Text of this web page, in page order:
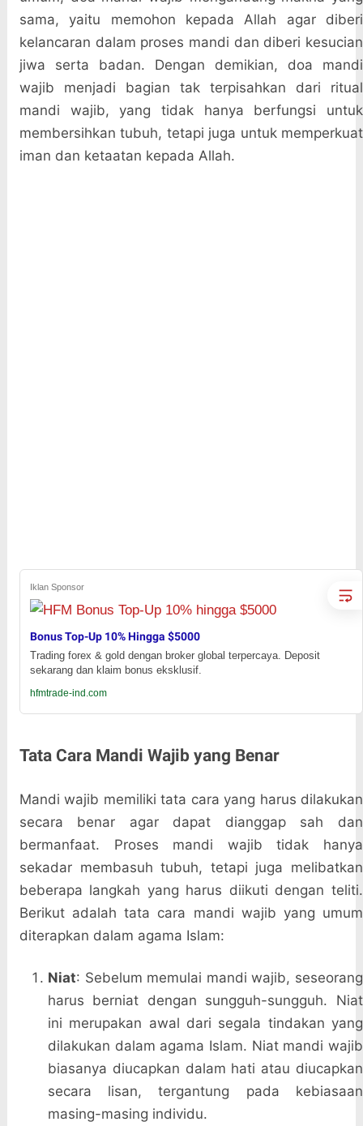
sama, yaitu memohon kepada Allah agar diberi
kelancaran dalam proses mandi dan diberi kesucian
jiwa serta badan. Dengan demikian, doa mandi
wajib menjadi bagian tak terpisahkan dari ritual
mandi wajib, yang tidak hanya berfungsi untuk
membersihkan tubuh, tetapi juga untuk memperkuat
iman dan ketaatan kepada Allah.
Iklan Sponsor
Bonus Top-Up 10% Hingga $5000
Trading forex & gold dengan broker global terpercaya. Deposit
sekarang dan klaim bonus eksklusif.
hfmtrade-ind.com
Tata Cara Mandi Wajib yang Benar
Mandi wajib memiliki tata cara yang harus dilakukan
secara benar agar dapat dianggap sah dan
bermanfaat. Proses mandi wajib tidak hanya
sekadar membasuh tubuh, tetapi juga melibatkan
beberapa langkah yang harus diikuti dengan teliti.
Berikut adalah tata cara mandi wajib yang umum
diterapkan dalam agama Islam:
Niat: Sebelum memulai mandi wajib, seseorang
harus berniat dengan sungguh-sungguh. Niat
ini merupakan awal dari segala tindakan yang
dilakukan dalam agama Islam. Niat mandi wajib
biasanya diucapkan dalam hati atau diucapkan
secara lisan, tergantung pada kebiasaan
masing-masing individu.